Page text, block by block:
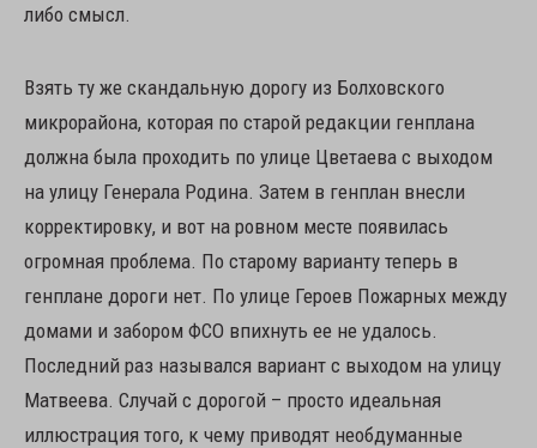
либо смысл.
Взять ту же скандальную дорогу из Болховского
микрорайона, которая по старой редакции генплана
должна была проходить по улице Цветаева с выходом
на улицу Генерала Родина. Затем в генплан внесли
корректировку, и вот на ровном месте появилась
огромная проблема. По старому варианту теперь в
генплане дороги нет. По улице Героев Пожарных между
домами и забором ФСО впихнуть ее не удалось.
Последний раз назывался вариант с выходом на улицу
Матвеева. Случай с дорогой – просто идеальная
иллюстрация того, к чему приводят необдуманные